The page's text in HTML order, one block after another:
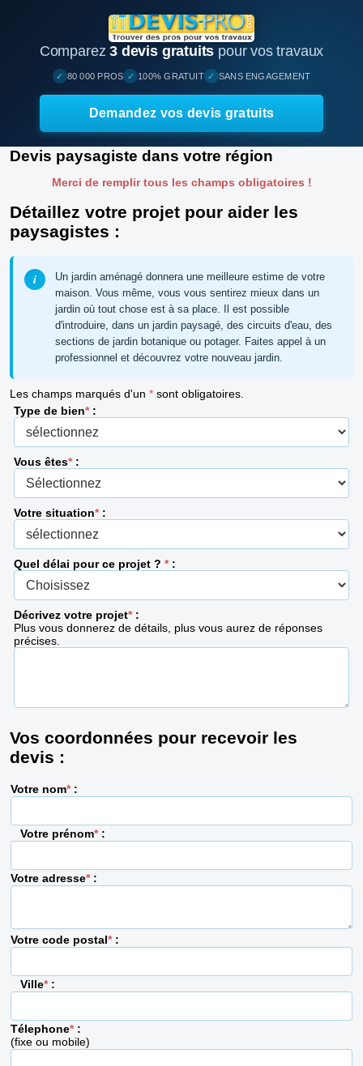
Comparez3 devis gratuits pour vos travaux
✓ 80 000 PROS ✓ 100% GRATUIT ✓ SANS ENGAGEMENT
Demandez vos devis gratuits
Devis paysagiste dans votre région
Merci de remplir tous les champs obligatoires !
Détaillez votre projet pour aider les
paysagistes :
Un jardin aménagé donnera une meilleure estime de votre
maison. Vous même, vous vous sentirez mieux dans un
jardin où tout chose est à sa place. Il est possible
d'introduire, dans un jardin paysagé, des circuits d'eau, des
sections de jardin botanique ou potager. Faites appel à un
professionnel et découvrez votre nouveau jardin.
Les champs marqués d'un * sont obligatoires.
Type de bien*:
Vous êtes*:
Votre situation*:
Quel délai pour ce projet ? *:
Décrivez votre projet*:
Plus vous donnerez de détails, plus vous aurez de réponses
précises.
Vos coordonnées pour recevoir les
devis :
Votre nom*:
Votre prénom*:
Votre adresse*:
Votre code postal*:
Ville*:
Télephone*:
(fixe ou mobile)